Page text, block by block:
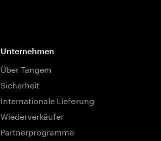
Unternehmen
Über Tangem
Sicherheit
Internationale Lieferung
Wiederverkäufer
Partnerprogramme